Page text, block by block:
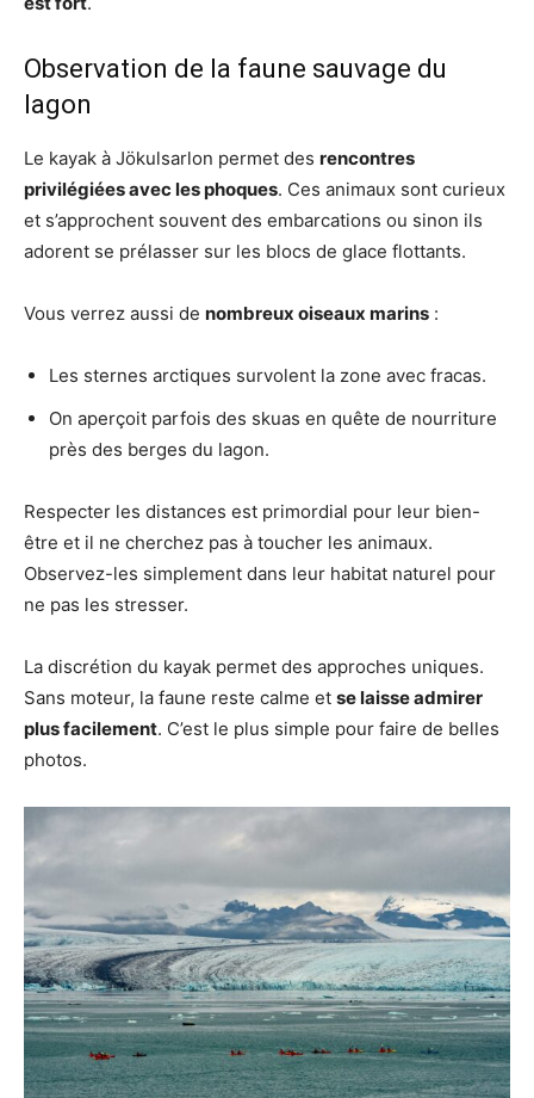
Observation de la faune sauvage du
lagon
Le kayak à Jökulsarlon permet des rencontres
privilégiées avec les phoques. Ces animaux sont curieux
et s’approchent souvent des embarcations ou sinon ils
adorent se prélasser sur les blocs de glace flottants.
Vous verrez aussi de nombreux oiseaux marins :
Les sternes arctiques survolent la zone avec fracas.
On aperçoit parfois des skuas en quête de nourriture
près des berges du lagon.
Respecter les distances est primordial pour leur bien-
être et il ne cherchez pas à toucher les animaux.
Observez-les simplement dans leur habitat naturel pour
ne pas les stresser.
La discrétion du kayak permet des approches uniques.
Sans moteur, la faune reste calme et se laisse admirer
plus facilement. C’est le plus simple pour faire de belles
photos.